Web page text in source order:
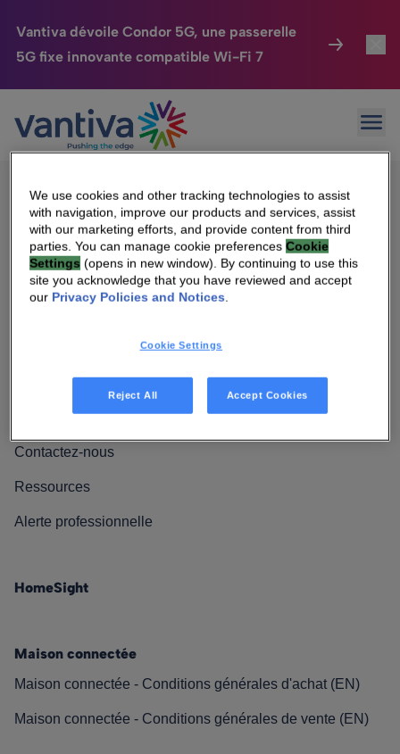
Vantiva dévoile Condor 5G, une passerelle
5G fixe innovante compatible Wi-Fi 7
Passer au contenu principal
Maison Connectée
HomeSight
Entreprise
Nos Engagements
Sorry, no results were found.
Rechercher :
Qui sommes-nous
Relations investisseurs
Nos engagements
Contactez-nous
Ressources
Alerte professionnelle
HomeSight
Maison connectée
Maison connectée - Conditions générales d'achat (EN)
Maison connectée - Conditions générales de vente (EN)
We use cookies and other tracking technologies to assist
with navigation, improve our products and services, assist
with our marketing efforts, and provide content from third
parties. You can manage cookie preferencesCookie
Settings (opens in new window). By continuing to use this
site you acknowledge that you have reviewed and accept
our Privacy Policies and Notices.
Cookie Settings
Reject All Accept Cookies